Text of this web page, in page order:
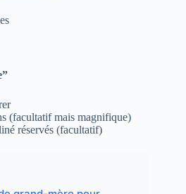
(facultatif mais magnifique)
réservés (facultatif)